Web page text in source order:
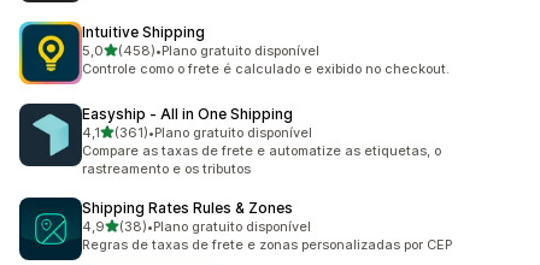
Intuitive Shipping
5,0de 5 estrelas
(458)
458 avaliações ao todo
•Plano gratuito disponível
Controle como o frete é calculado e exibido no checkout.
Easyship ‑ All in One Shipping
4,1de 5 estrelas
(361)
361 avaliações ao todo
•Plano gratuito disponível
Compare as taxas de frete e automatize as etiquetas, o
rastreamento e os tributos
Shipping Rates Rules & Zones
4,9de 5 estrelas
(38)
38 avaliações ao todo
•Plano gratuito disponível
Regras de taxas de frete e zonas personalizadas por CEP